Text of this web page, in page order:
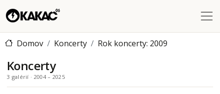
Domov Koncerty Rok koncerty: 2009
Koncerty
3 galérií · 2004 – 2025
NTC SIBAMAC ARÉNA, BRATISLAVA, SK SZIGET FESTIVAL, ÓBUDA ISLAND, BUDAPEST, HU